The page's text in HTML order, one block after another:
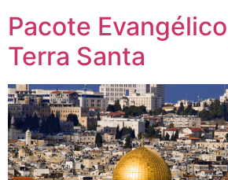
Pacote
Terra Santa